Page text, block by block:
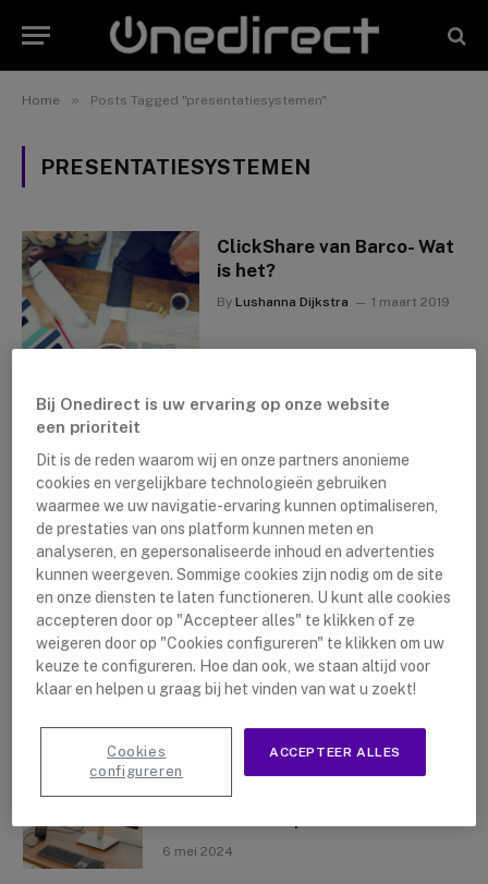
Home » Posts Tagged "presentatiesystemen"
PRESENTATIESYSTEMEN
ClickShare van Barco- Wat
is het?
By Lushanna Dijkstra 1 maart 2019
Nieuwste artikelen
Logitech Sight: De Tafelcamera Voor
Crosscall X-Space: Transformeer Je
6 mei 2024
Bij Onedirect is uw ervaring op onze website
een prioriteit
Dit is de reden waarom wij en onze partners anonieme
cookies en vergelijkbare technologieën gebruiken
waarmee we uw navigatie-ervaring kunnen optimaliseren,
de prestaties van ons platform kunnen meten en
analyseren, en gepersonaliseerde inhoud en advertenties
kunnen weergeven. Sommige cookies zijn nodig om de site
en onze diensten te laten functioneren. U kunt alle cookies
accepteren door op "Accepteer alles" te klikken of ze
weigeren door op "Cookies configureren" te klikken om uw
keuze te configureren. Hoe dan ook, we staan altijd voor
klaar en helpen u graag bij het vinden van wat u zoekt!
ACCEPTEER ALLES
Cookies
configureren